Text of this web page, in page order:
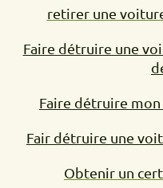
retirer une
Faire détruire une
Faire détruire
Fair détruire une
Obtenir un